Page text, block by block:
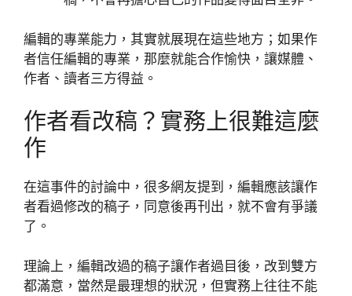
編輯的專業能力，其實就展現在這些地方；如果作
者信任編輯的專業，那麼就能合作愉快，讓媒體、
作者、讀者三方得益。
作者看改稿？實務上很難這麼
作
在這事件的討論中，很多網友提到，編輯應該讓作
者看過修改的稿子，同意後再刊出，就不會有爭議
了。
理論上，編輯改過的稿子讓作者過目後，改到雙方
都滿意，當然是最理想的狀況，但實務上往往不能